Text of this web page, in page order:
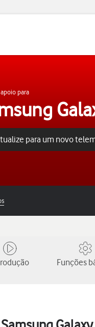
para
para um novo
Funções